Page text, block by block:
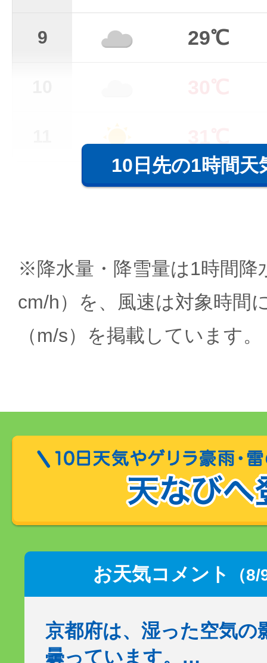
9 29℃
10日先の1時間天
※降水量・降雪量は1時間降
cm/h）を、風速は対象時間
（m/s）を掲載しています。
お天気コメント （
京都府は、湿った空気の
曇っています。…